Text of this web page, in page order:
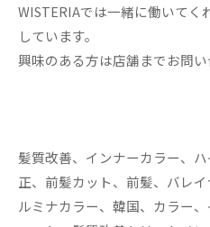
WISTERIAでは一緒に働いて
しています。
興味のある方は店舗までお問い
髪質改善、インナーカラー、
正、前髪カット、前髪、バレ
ルミナカラー、韓国、カラー